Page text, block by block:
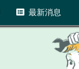
最新消息